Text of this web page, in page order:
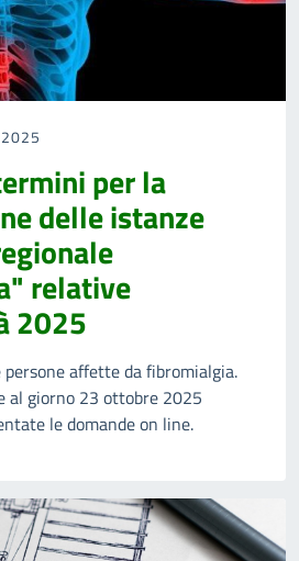
per la
delle istanze
relative
2025
persone affette da fibromialgia.
al giorno 23 ottobre 2025
le domande on line.